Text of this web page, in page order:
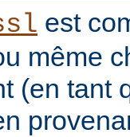
est
même
(en tant